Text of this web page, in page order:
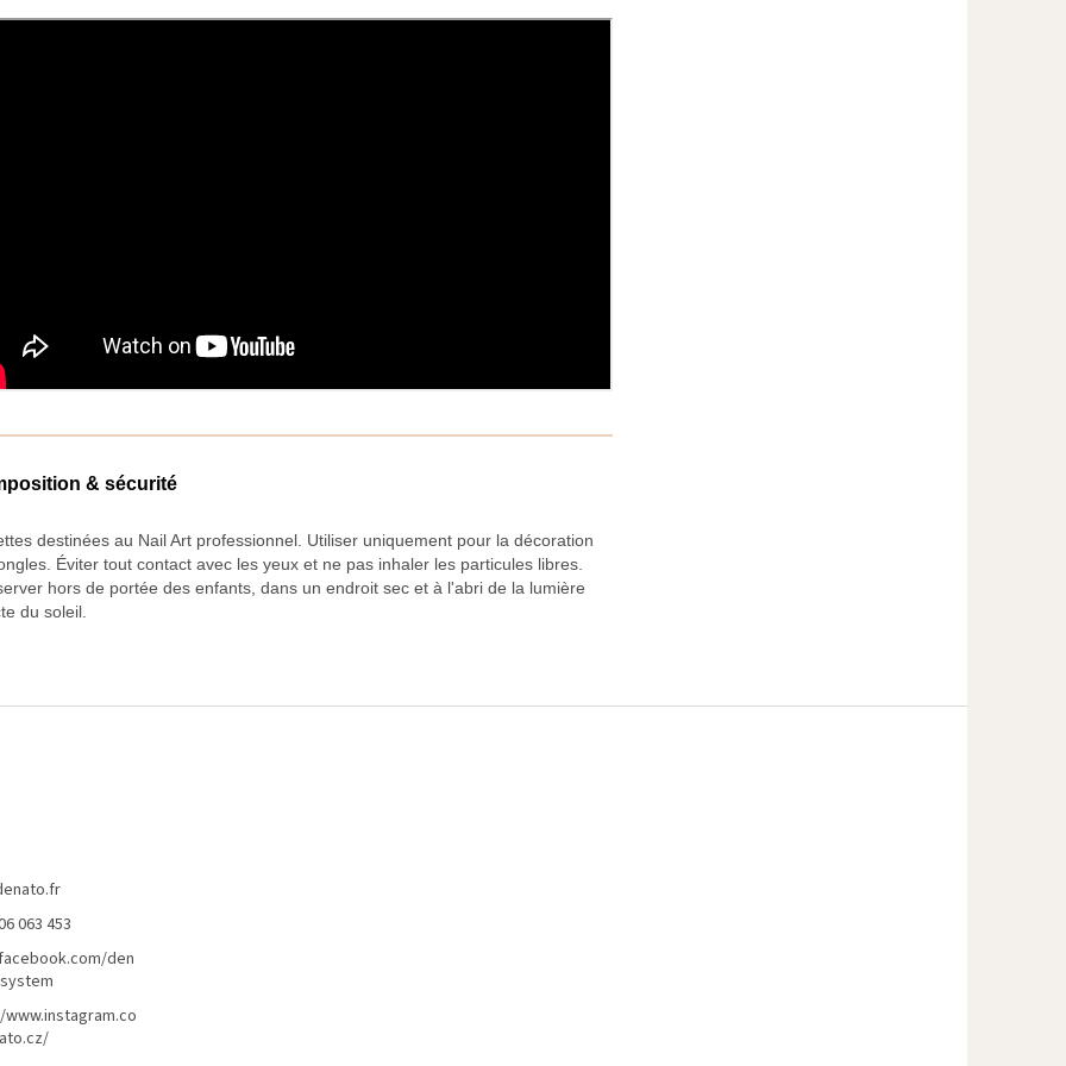
& sécurité
destinées au Nail Art professionnel. Utiliser uniquement pour la décoration
Éviter tout contact avec les yeux et ne pas inhaler les particules libres.
hors de portée des enfants, dans un endroit sec et à l'abri de la lumière
du soleil.
063 453
den